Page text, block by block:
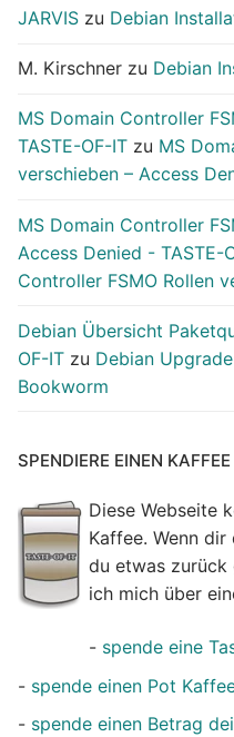
JARVIS zu Debian
M. Kirschner zu Debian
MS Domain Controller
TASTE-OF-IT zu MS
verschieben – Access
MS Domain Controller
Access Denied - TASTE-
Controller FSMO Rollen
Debian Übersicht
OF-IT zu Debian
Bookworm
SPENDIERE EINEN KAFFEE
Diese Webseite
Kaffee. Wenn
du etwas zurück
ich mich über
- spende eine
- spende einen Pot
- spende einen Betrag